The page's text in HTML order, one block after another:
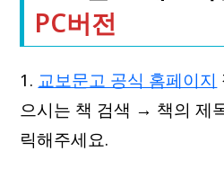
PC버전
1. 교보문고 공식 홈페이지
으시는 책 검색 → 책의 제
릭해주세요.